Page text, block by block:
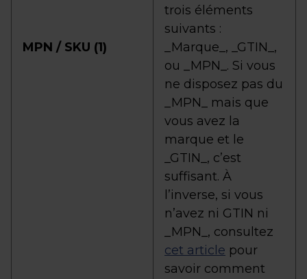
MPN / SKU (1)
trois éléments
suivants :
_Marque_, _GTIN_,
ou _MPN_. Si vous
ne disposez pas du
_MPN_ mais que
vous avez la
marque et le
_GTIN_, c’est
suffisant. À
l’inverse, si vous
n’avez ni GTIN ni
_MPN_, consultez
cet article pour
savoir comment